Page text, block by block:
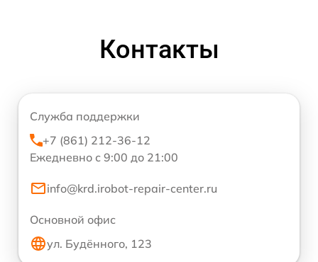
Контакты
Служба поддержки
+7 (861) 212-36-12
Ежедневно с 9:00 до 21:00
info@krd.irobot-repair-center.ru
Основной офис
ул. Будённого, 123